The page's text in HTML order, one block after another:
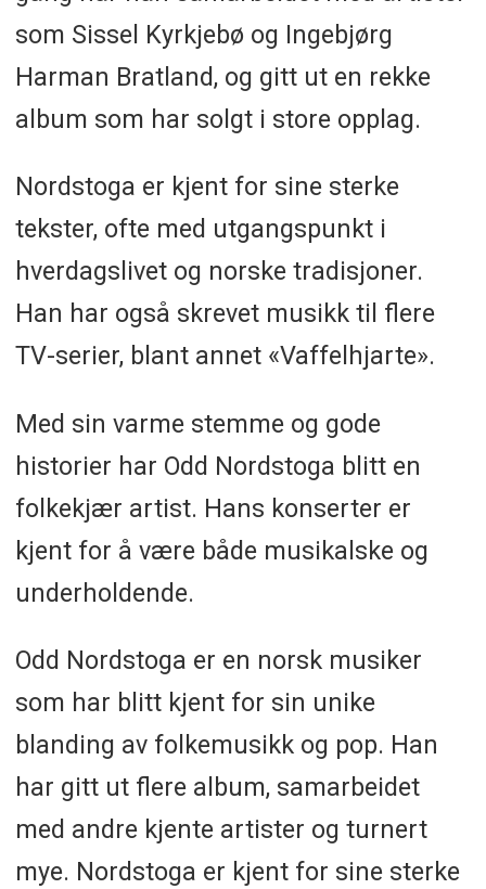
som Sissel Kyrkjebø og Ingebjørg
Harman Bratland, og gitt ut en rekke
album som har solgt i store opplag.
Nordstoga er kjent for sine sterke
tekster, ofte med utgangspunkt i
hverdagslivet og norske tradisjoner.
Han har også skrevet musikk til flere
TV-serier, blant annet «Vaffelhjarte».
Med sin varme stemme og gode
historier har Odd Nordstoga blitt en
folkekjær artist. Hans konserter er
kjent for å være både musikalske og
underholdende.
Odd Nordstoga er en norsk musiker
som har blitt kjent for sin unike
blanding av folkemusikk og pop. Han
har gitt ut flere album, samarbeidet
med andre kjente artister og turnert
mye. Nordstoga er kjent for sine sterke